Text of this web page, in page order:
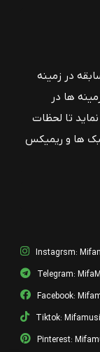
موزیک با بیش از ۱۲ سال سابقه در زمینه
ها در
تا لحظات
ها و ریمیکس
Instagrsm:
Telegram:
Facebook:
Tiktok:
Pinterest: